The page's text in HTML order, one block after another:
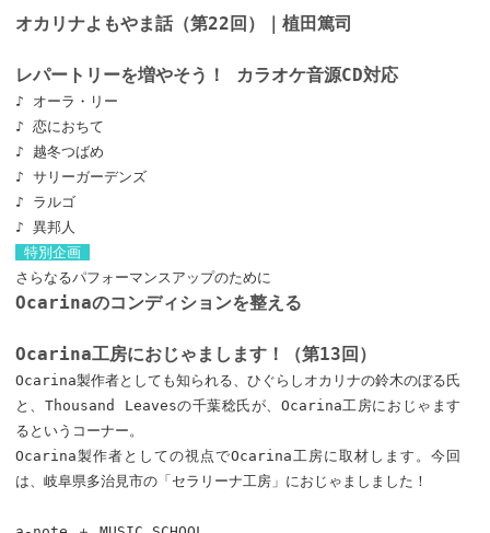
オカリナよもやま話（第22回）｜植田篤司
レパートリーを増やそう！ カラオケ音源CD対応
♪ オーラ・リー
♪ 恋におちて
♪ 越冬つばめ
♪ サリーガーデンズ
♪ ラルゴ
♪ 異邦人
特別企画
さらなるパフォーマンスアップのために
Ocarinaのコンディションを整える
Ocarina工房におじゃまします！（第13回）
Ocarina製作者としても知られる、ひぐらしオカリナの鈴木のぼる氏
と、Thousand Leavesの千葉稔氏が、Ocarina工房におじゃます
るというコーナー。
Ocarina製作者としての視点でOcarina工房に取材します。今回
は、岐阜県多治見市の「セラリーナ工房」におじゃましました！